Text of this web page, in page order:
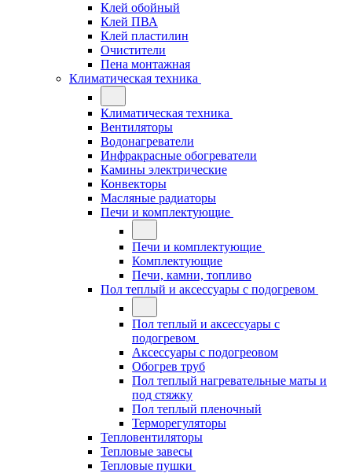
Клей обойный
Клей ПВА
Клей пластилин
Очистители
Пена монтажная
Климатическая техника
Климатическая техника
Вентиляторы
Водонагреватели
Инфракрасные обогреватели
Камины электрические
Конвекторы
Масляные радиаторы
Печи и комплектующие
Печи и комплектующие
Комплектующие
Печи, камни, топливо
Пол теплый и аксессуары с подогревом
Пол теплый и аксессуары с
подогревом
Аксессуары с подогреовом
Обогрев труб
Пол теплый нагревательные маты и
под стяжку
Пол теплый пленочный
Терморегуляторы
Тепловентиляторы
Тепловые завесы
Тепловые пушки